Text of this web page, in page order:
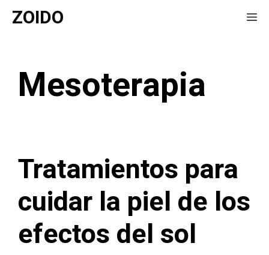
Saltar
ZOIDO
Mesoterapia
Tratamientos para
cuidar la piel de los
efectos del sol